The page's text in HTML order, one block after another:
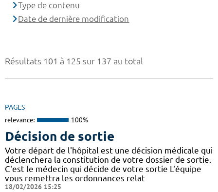
Résultats 101 à 125 sur 137 au total
PAGES
relevance: 100%
Décision de sortie
Votre départ de l'hôpital est une décision médicale qui
déclenchera la constitution de votre dossier de sortie.
C'est le médecin qui décide de votre sortie L'équipe
vous remettra les ordonnances relat
18/02/2026 15:25
Type de contenu
Date de dernière modification